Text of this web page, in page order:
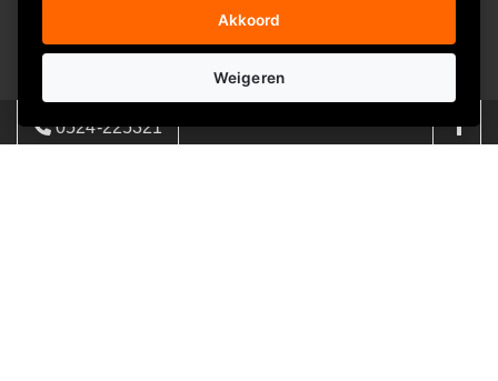
Keuzekado Groen
Keuzekado Giftcards
0524-225321
Akkoord
Weigeren